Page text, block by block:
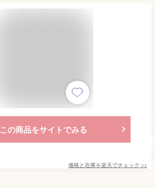
この商品をサイトでみる
価格と在庫を楽天でチェック >>